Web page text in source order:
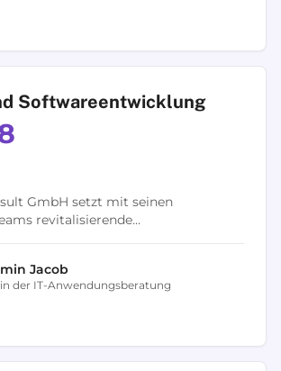
Softwareentwicklung
GmbH setzt mit seinen
revitalisierende
– dafür steht das Team der
Auf...
Jacob
der IT-Anwendungsberatung